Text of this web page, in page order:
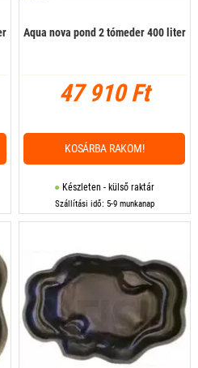
Aqua nova pond 2 tómeder 400 liter
47 910 Ft
Készleten - külső raktár
Szállítási idő: 5-9 munkanap
KOSÁRBA RAKOM!